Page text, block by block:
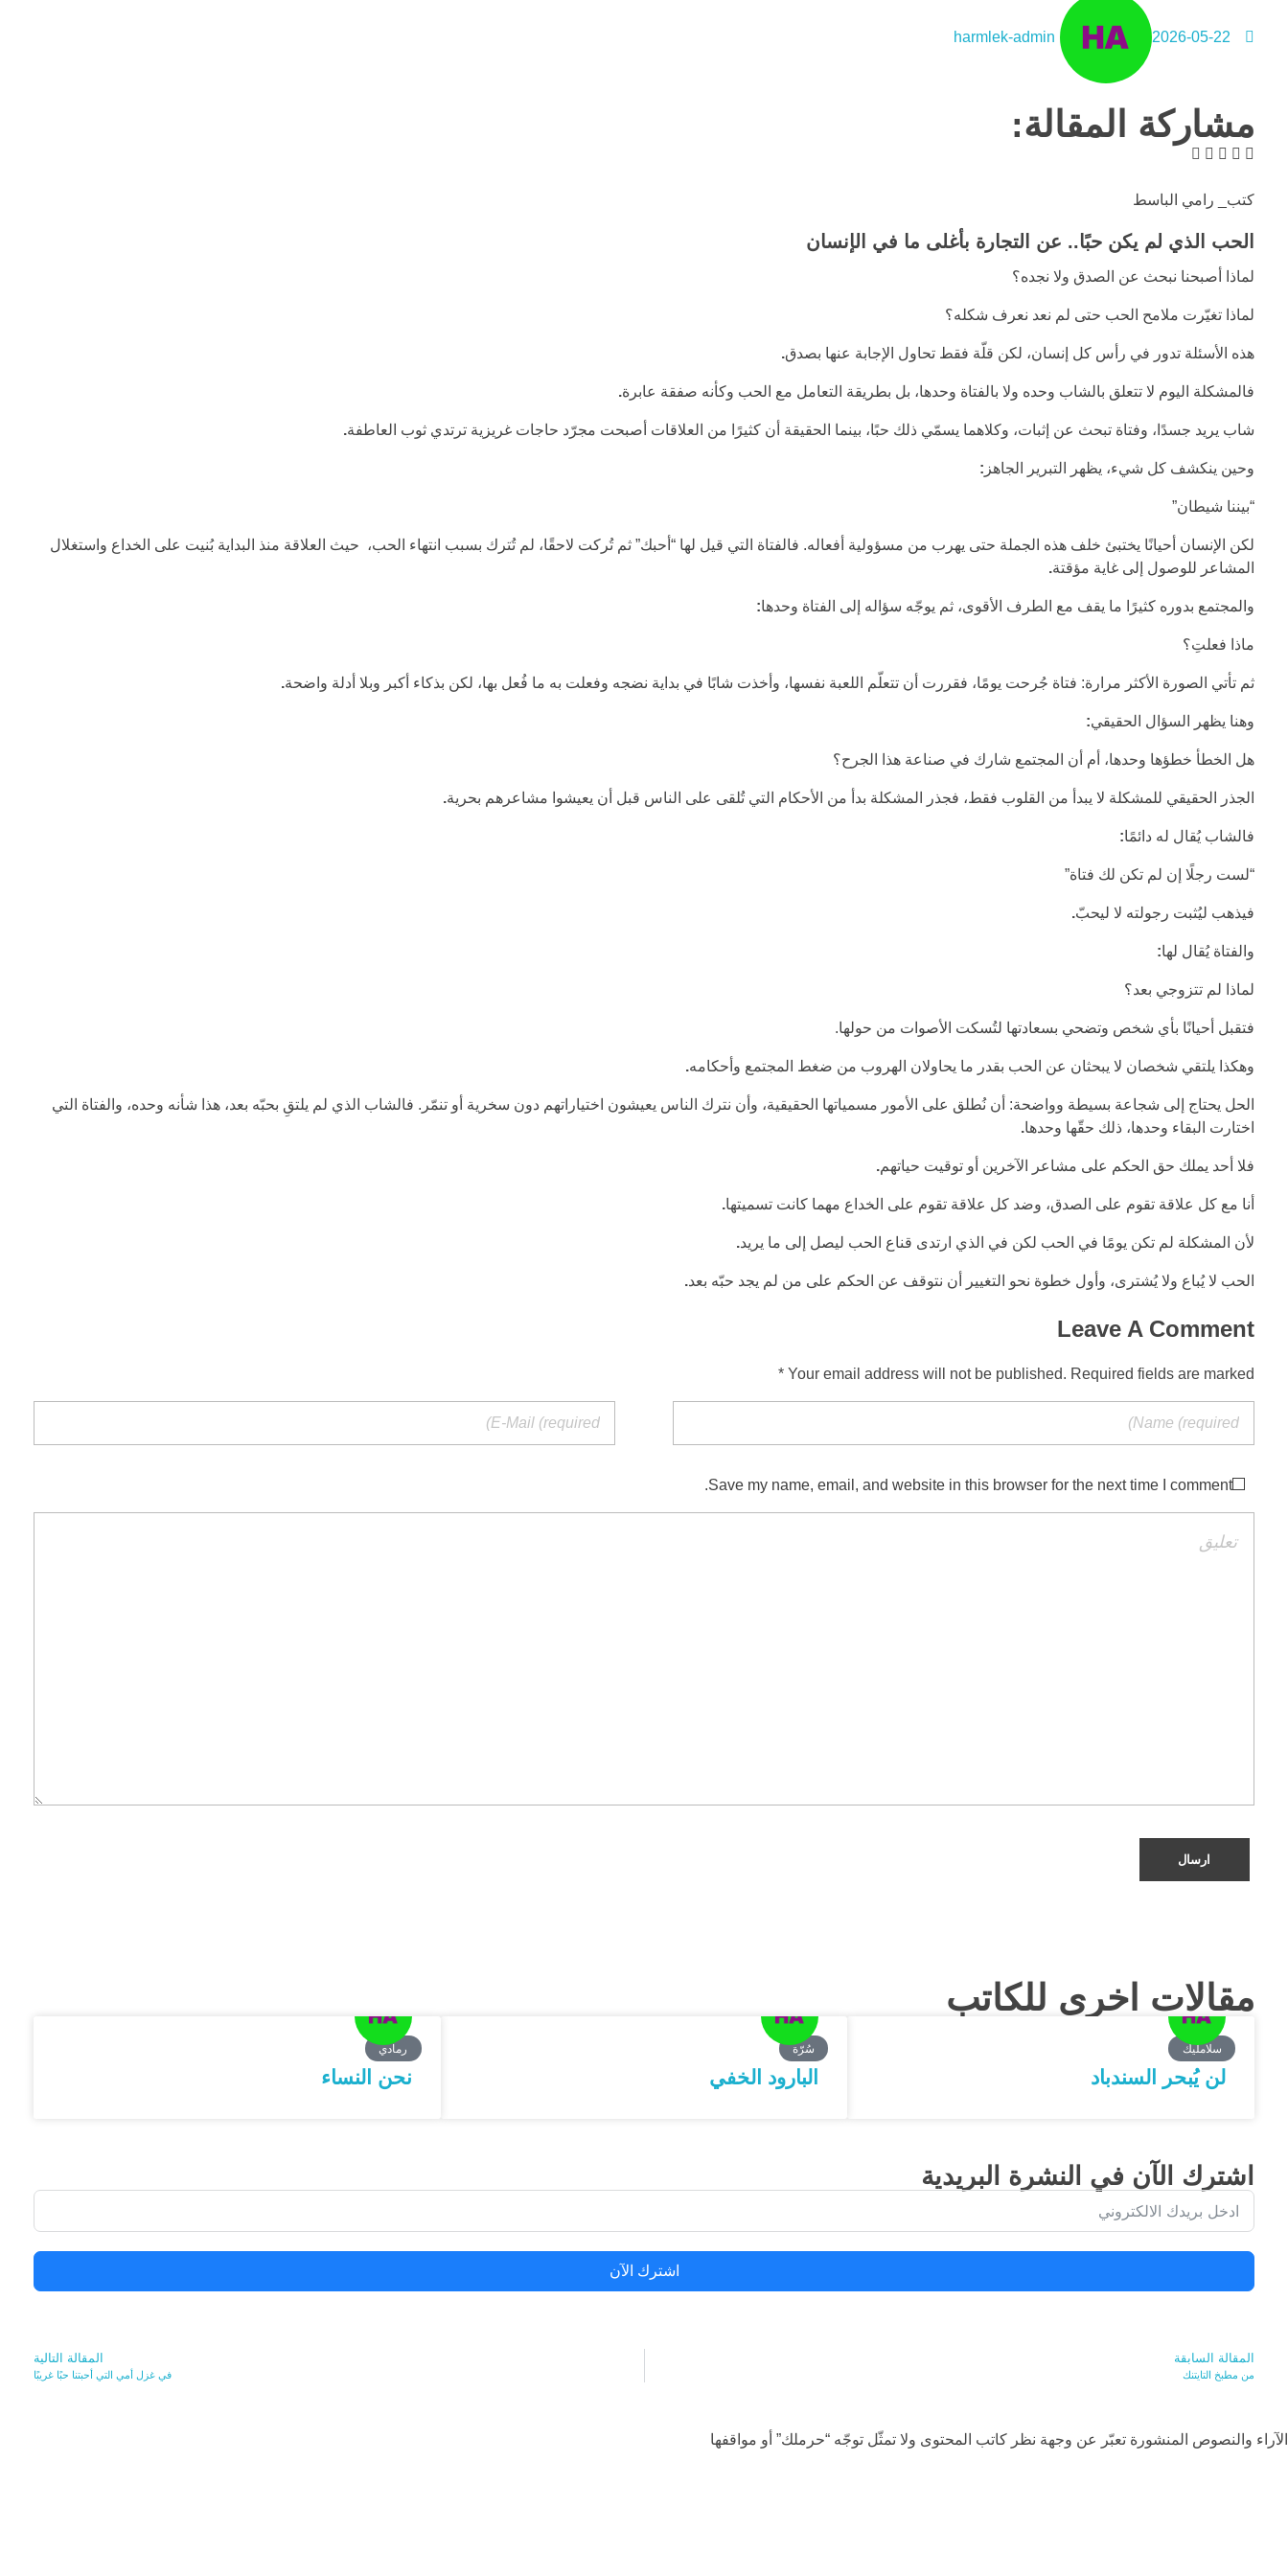
2026-05-22
harmlek-admin
مشاركة المقالة:
كتب_ رامي الباسط
الحب الذي لم يكن حبًا.. عن التجارة بأغلى ما في الإنسان
لماذا أصبحنا نبحث عن الصدق ولا نجده؟
لماذا تغيّرت ملامح الحب حتى لم نعد نعرف شكله؟
هذه الأسئلة تدور في رأس كل إنسان، لكن قلّة فقط تحاول الإجابة عنها بصدق.
فالمشكلة اليوم لا تتعلق بالشاب وحده ولا بالفتاة وحدها، بل بطريقة التعامل مع الحب وكأنه صفقة عابرة.
شاب يريد جسدًا، وفتاة تبحث عن إثبات، وكلاهما يسمّي ذلك حبًا، بينما الحقيقة أن كثيرًا من العلاقات أصبحت مجرّد حاجات غريزية ترتدي ثوب العاطفة.
وحين ينكشف كل شيء، يظهر التبرير الجاهز :
“بيننا شيطان”
لكن الإنسان أحيانًا يختبئ خلف هذه الجملة حتى يهرب من مسؤولية أفعاله. فالفتاة التي قيل لها “أحبك” ثم تُركت لاحقًا، لم تُترك بسبب انتهاء الحب، حيث العلاقة منذ البداية بُنيت على الخداع واستغلال
المشاعر للوصول إلى غاية مؤقتة.
والمجتمع بدوره كثيرًا ما يقف مع الطرف الأقوى، ثم يوجّه سؤاله إلى الفتاة وحدها:
ماذا فعلتِ؟
ثم تأتي الصورة الأكثر مرارة: فتاة جُرحت يومًا، فقررت أن تتعلّم اللعبة نفسها، وأخذت شابًا في بداية نضجه وفعلت به ما فُعل بها، لكن بذكاء أكبر وبلا أدلة واضحة.
وهنا يظهر السؤال الحقيقي:
هل الخطأ خطؤها وحدها، أم أن المجتمع شارك في صناعة هذا الجرح؟
الجذر الحقيقي للمشكلة لا يبدأ من القلوب فقط، فجذر المشكلة بدأ من الأحكام التي تُلقى على الناس قبل أن يعيشوا مشاعرهم بحرية.
فالشاب يُقال له دائمًا:
“لست رجلًا إن لم تكن لك فتاة”
فيذهب ليُثبت رجولته لا ليحبّ.
والفتاة يُقال لها:
لماذا لم تتزوجي بعد؟
فتقبل أحيانًا بأي شخص وتضحي بسعادتها لتُسكت الأصوات من حولها.
وهكذا يلتقي شخصان لا يبحثان عن الحب بقدر ما يحاولان الهروب من ضغط المجتمع وأحكامه.
الحل يحتاج إلى شجاعة بسيطة وواضحة: أن نُطلق على الأمور مسمياتها الحقيقية، وأن نترك الناس يعيشون اختياراتهم دون سخرية أو تنمّر. فالشاب الذي لم يلتقِ بحبّه بعد، هذا شأنه وحده، والفتاة التي
اختارت البقاء وحدها، ذلك حقّها وحدها.
فلا أحد يملك حق الحكم على مشاعر الآخرين أو توقيت حياتهم.
أنا مع كل علاقة تقوم على الصدق، وضد كل علاقة تقوم على الخداع مهما كانت تسميتها.
لأن المشكلة لم تكن يومًا في الحب لكن في الذي ارتدى قناع الحب ليصل إلى ما يريد.
الحب لا يُباع ولا يُشترى، وأول خطوة نحو التغيير أن نتوقف عن الحكم على من لم يجد حبّه بعد.
Leave A Comment
Your email address will not be published. Required fields are marked *
Save my name, email, and website in this browser for the next time I comment.
مقالات اخرى للكاتب
سلامليك
لن يُبحر السندباد
سُرّة
البارود الخفي
رمادي
نحن النساء
اشترك الآن في النشرة البريدية
اشترك الآن
المقالة السابقة
من مطبخ التايتنك
المقالة التالية
في غزل أمي التي أحبتنا حبًا غريبًا
الآراء والنصوص المنشورة تعبّر عن وجهة نظر كاتب المحتوى ولا تمثّل توجّه “حرملك” أو مواقفها